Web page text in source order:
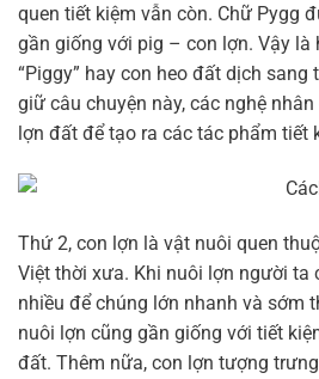
quen tiết kiệm vẫn còn. Chữ Pygg
gần giống với pig – con lợn. Vậy là
“Piggy” hay con heo đất dịch
giữ câu chuyện này, các nghệ
lợn đất để tạo ra các tác phẩm tiết
Thứ 2, con lợn là vật nuôi quen
Việt thời xưa. Khi nuôi lợn người ta
nhiều để chúng lớn nhanh và sớm
nuôi lợn cũng gần giống với tiết
đất. Thêm nữa, con lợn tượng